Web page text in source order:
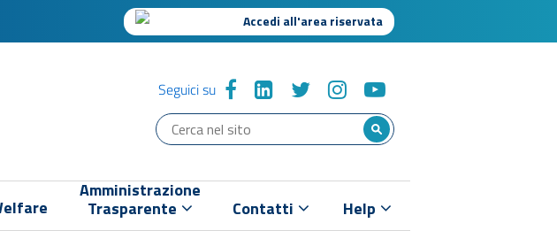
Accedi all'area riservata
Seguici su
Amministrazione
Trasparente Contatti Help